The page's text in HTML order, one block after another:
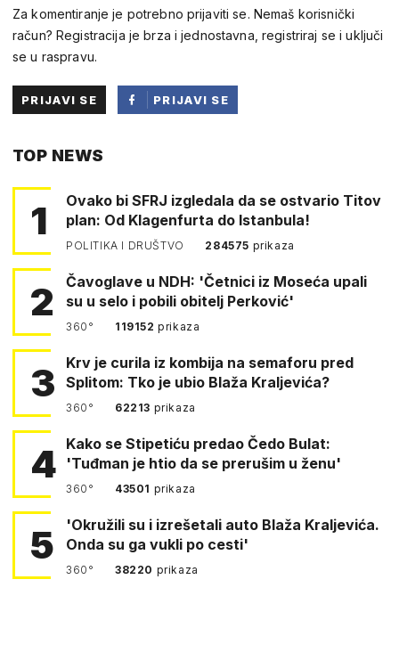
Za komentiranje je potrebno prijaviti se. Nemaš korisnički
račun? Registracija je brza i jednostavna, registriraj se i uključi
se u raspravu.
PRIJAVI SE
PRIJAVI SE
TOP NEWS
1
Ovako bi SFRJ izgledala da se ostvario Titov
plan: Od Klagenfurta do Istanbula!
POLITIKA I DRUŠTVO 284575 prikaza
2
Čavoglave u NDH: 'Četnici iz Moseća upali
su u selo i pobili obitelj Perković'
360° 119152prikaza
3
Krv je curila iz kombija na semaforu pred
Splitom: Tko je ubio Blaža Kraljevića?
360° 62213 prikaza
4 Kako se Stipetiću predao Čedo Bulat:
'Tuđman je htio da se prerušim u ženu'
360° 43501 prikaza
5
'Okružili su i izrešetali auto Blaža Kraljevića.
Onda su ga vukli po cesti'
360° 38220 prikaza